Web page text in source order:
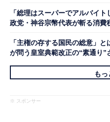
「総理はスーパーでアルバイ
政党・神谷宗幣代表が斬る消
「主権の存する国民の総意」
が問う皇室典範改正の“素通り”
もっ
※ スポンサー